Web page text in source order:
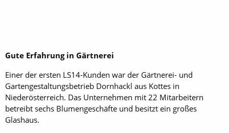
Gute Erfahrung in Gärtnerei
Einer der ersten LS14-Kunden war der Gärtnerei- und
Gartengestaltungsbetrieb Dornhackl aus Kottes in
Niederösterreich. Das Unternehmen mit 22 Mitarbeitern
betreibt sechs Blumengeschäfte und besitzt ein großes
Glashaus.